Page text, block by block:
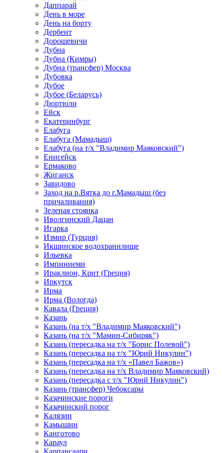
Даппарай
День в море
День на борту
Дербент
Дорошевичи
Дубна
Дубна (Кимры)
Дубна (трансфер) Москва
Дубовка
Дубое
Дубое (Беларусь)
Дюртюли
Ейск
Екатеринбург
Елабуга
Елабуга (Мамадыш)
Елабуга (на т/х "Владимир Маяковский")
Енисейск
Ермаково
Жиганск
Завидово
Заход на р.Вятка до г.Мамадыш (без
причаливания)
Зеленая стоянка
Иволгинский Дацан
Игарка
Измир (Турция)
Икшинское водохранилище
Ильевка
Импиниеми
Ираклион, Крит (Греция)
Иркутск
Ирма
Ирма (Вологда)
Кавала (Греция)
Казань
Казань (на т/х "Владимир Маяковский")
Казань (на т/х "Мамин-Сибиряк")
Казань (пересадка на т/х "Борис Полевой")
Казань (пересадка на т/х "Юрий Никулин")
Казань (пересадка на т/х «Павел Бажов»)
Казань (пересадка на т/х Владимир Маяковский)
Казань (пересадка с т/х "Юрий Никулин")
Казань (трансфер) Чебоксары
Казачинские пороги
Казачинский порог
Калязин
Камышин
Канготово
Караул
Карпансаари